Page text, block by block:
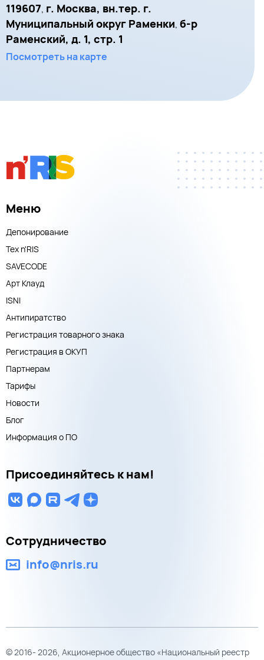
119607, г. Москва, вн.тер. г.
Муниципальный округ Раменки, б-р
Раменский, д. 1, стр. 1
Посмотреть на карте
Меню
Депонирование
Тех n'RIS
SAVECODE
Арт Клауд
ISNI
Антипиратство
Регистрация товарного знака
Регистрация в ОКУП
Партнерам
Тарифы
Новости
Блог
Информация о ПО
Присоединяйтесь к нам!
Сотрудничество
info@nris.ru
© 2016- 2026, Акционерное общество «Национальный реестр